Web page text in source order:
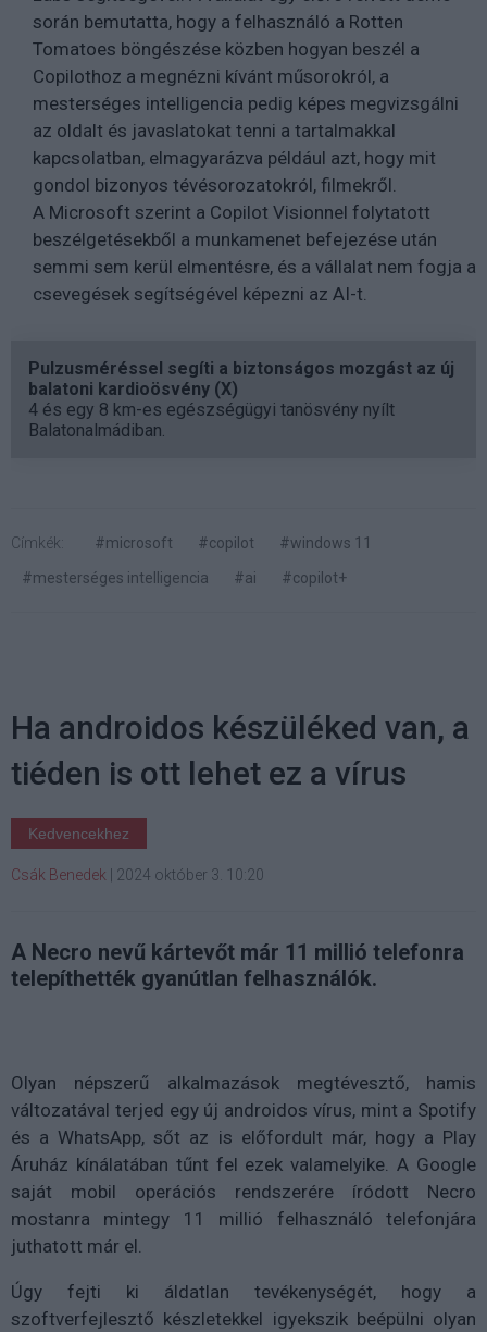
során bemutatta, hogy a felhasználó a Rotten
Tomatoes böngészése közben hogyan beszél a
Copilothoz a megnézni kívánt műsorokról, a
mesterséges intelligencia pedig képes megvizsgálni
az oldalt és javaslatokat tenni a tartalmakkal
kapcsolatban, elmagyarázva például azt, hogy mit
gondol bizonyos tévésorozatokról, filmekről.
A Microsoft szerint a Copilot Visionnel folytatott
beszélgetésekből a munkamenet befejezése után
semmi sem kerül elmentésre, és a vállalat nem fogja a
csevegések segítségével képezni az AI-t.
Pulzusméréssel segíti a biztonságos mozgást az új
balatoni kardioösvény (X)
4 és egy 8 km-es egészségügyi tanösvény nyílt
Balatonalmádiban.
Címkék: #microsoft #copilot
#windows 11
#mesterséges intelligencia
#ai #copilot+
Ha androidos készüléked van, a
tiéden is ott lehet ez a vírus
Kedvencekhez
Csák Benedek 2024 október 3. 10:20
A Necro nevű kártevőt már 11 millió telefonra
telepíthették gyanútlan felhasználók.
Olyan népszerű alkalmazások megtévesztő, hamis
változatával terjed egy új androidos vírus, mint a Spotify
és a WhatsApp, sőt az is előfordult már, hogy a Play
Áruház kínálatában tűnt fel ezek valamelyike. A Google
saját mobil operációs rendszerére íródott Necro
mostanra mintegy 11 millió felhasználó telefonjára
juthatott már el.
Úgy fejti ki áldatlan tevékenységét, hogy a
szoftverfejlesztő készletekkel igyekszik beépülni olyan